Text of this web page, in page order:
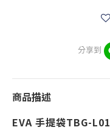
分享到
商品描述
EVA 手提袋TBG-L01